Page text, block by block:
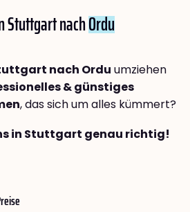
Stuttgart nachOrdu
nach Ordu umziehen
& günstiges
, das sich um alles kümmert?
in Stuttgart genau richtig!